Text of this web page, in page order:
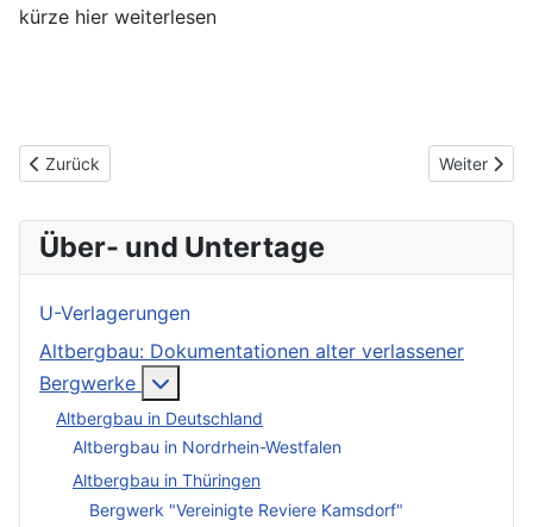
kürze hier weiterlesen
Vorheriger Beitrag: Schieferbergwerk Heinrichslust
Zurück Nächster
Weiter
Über- und Untertage
U-Verlagerungen
Altbergbau: Dokumentationen alter verlassener
Bergwerke
Altbergbau in Deutschland
Altbergbau in Nordrhein-Westfalen
Altbergbau in Thüringen
Bergwerk "Vereinigte Reviere Kamsdorf"